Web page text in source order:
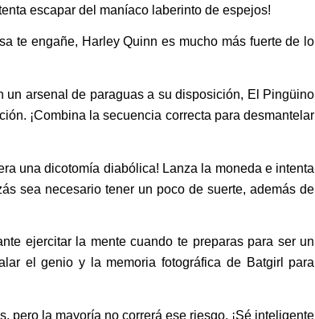
escapar del maníaco laberinto de espejos!
te engañe, Harley Quinn es mucho más fuerte de lo
un arsenal de paraguas a su disposición, El Pingüino
¡Combina la secuencia correcta para desmantelar
una dicotomía diabólica! Lanza la moneda e intenta
sea necesario tener un poco de suerte, además de
ejercitar la mente cuando te preparas para ser un
el genio y la memoria fotográfica de Batgirl para
pero la mayoría no correrá ese riesgo. ¡Sé inteligente